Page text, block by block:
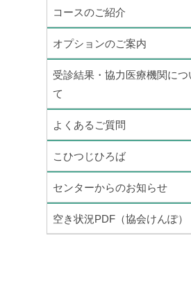
コースのご紹介
オプションのご案内
受診結果・協力医療機関につ
て
よくあるご質問
こひつじひろば
センターからのお知らせ
空き状況PDF（協会けんぽ）